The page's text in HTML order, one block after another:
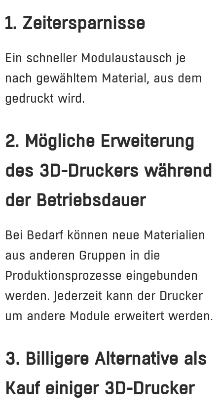
1. Zeitersparnisse
Ein schneller Modulaustausch je
nach gewähltem Material, aus dem
gedruckt wird.
2. Mögliche Erweiterung
des 3D-Druckers während
der Betriebsdauer
Bei Bedarf können neue Materialien
aus anderen Gruppen in die
Produktionsprozesse eingebunden
werden. Jederzeit kann der Drucker
um andere Module erweitert werden.
3. Billigere Alternative als
Kauf einiger 3D-Drucker